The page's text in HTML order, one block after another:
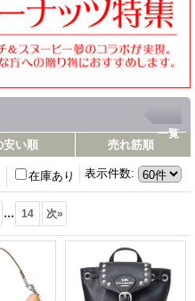
一覧
安い順 売れ筋順
表示件数:
在庫あり
... 14 次»